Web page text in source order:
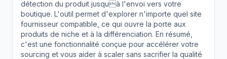
détection du produit jusquà l'envoi vers votre
boutique. L'outil permet d'explorer n'importe quel site
fournisseur compatible, ce qui ouvre la porte aux
produits de niche et à la différenciation. En résumé,
c'est une fonctionnalité conçue pour accélérer votre
sourcing et vous aider à scaler sans sacrifier la qualité